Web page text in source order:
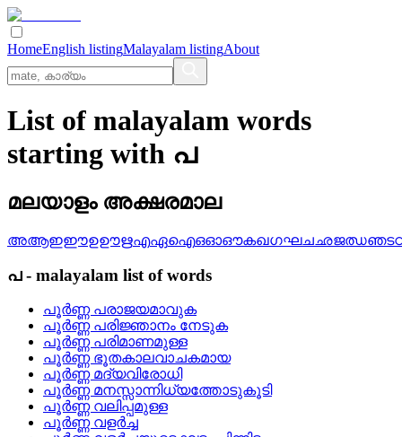
HomeEnglish listingMalayalam listingAbout
List of malayalam words
starting with പ
മലയാളം അക്ഷരമാല
അആഇഈഉഊഋഎഏഐഒഓഔകഖഗഘചഛജഝഞട
പ- malayalam list of words
പൂര്‍ണ്ണ പരാജയമാവുക
പൂര്‍ണ്ണ പരിജ്ഞാനം നേടുക
പൂര്‍ണ്ണ പരിമാണമുള്ള
പൂര്‍ണ്ണ ഭൂതകാലവാചകമായ
പൂര്‍ണ്ണ മദ്യവിരോധി
പൂര്‍ണ്ണ മനസ്സാന്നിധ്യത്തോടുകൂടി
പൂര്‍ണ്ണ വലിപ്പമുള്ള
പൂര്‍ണ്ണ വളര്‍ച്ച